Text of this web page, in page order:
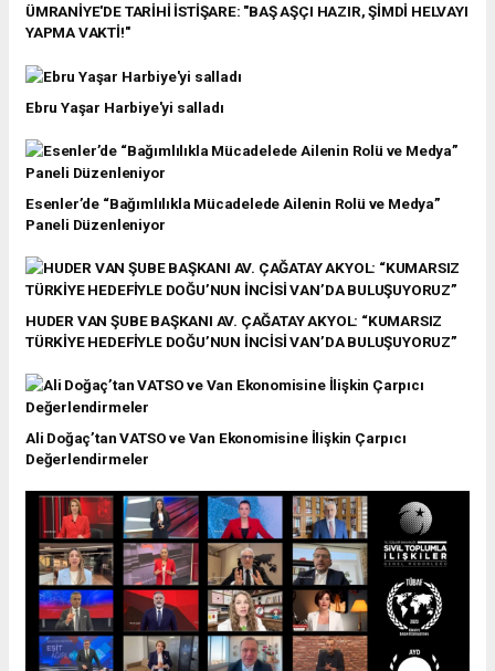
ÜMRANİYE'DE TARİHİ İSTİŞARE: "BAŞ AŞÇI HAZIR, ŞİMDİ HELVAYI
YAPMA VAKTİ!"
Ebru Yaşar Harbiye'yi salladı
Esenler’de “Bağımlılıkla Mücadelede Ailenin Rolü ve Medya”
Paneli Düzenleniyor
HUDER VAN ŞUBE BAŞKANI AV. ÇAĞATAY AKYOL: “KUMARSIZ
TÜRKİYE HEDEFİYLE DOĞU’NUN İNCİSİ VAN’DA BULUŞUYORUZ”
Ali Doğaç’tan VATSO ve Van Ekonomisine İlişkin Çarpıcı
Değerlendirmeler